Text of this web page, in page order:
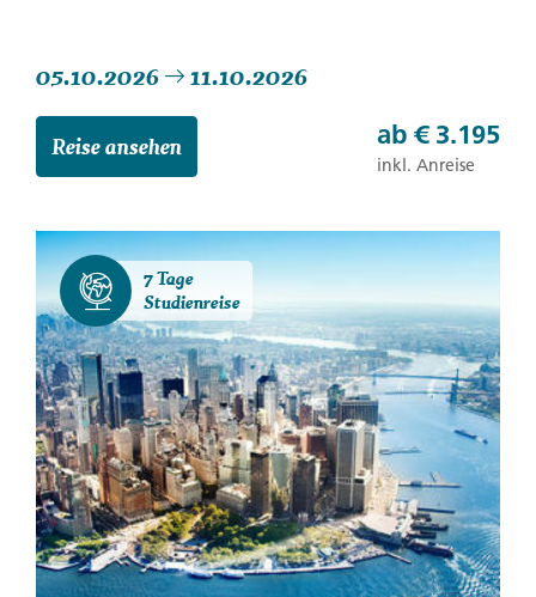
05.10.2026 11.10.2026
Reise ansehen ab € 3.195
inkl. Anreise
7 Tage
Studienreise